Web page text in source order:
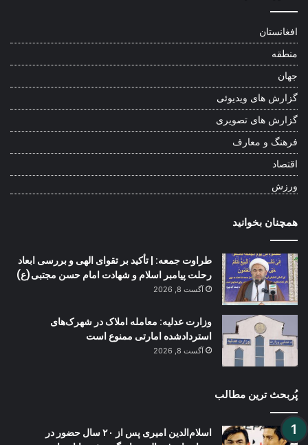
افغانستان
منطقه
جهان
گزارش های ویدیوئی
گزارش های تصویری
فرهنگ و معارف
اقتصاد
ورزش
همچنان بخوانید
طراوت جمعه: | تأکید بر تقوای الهی و بررسی ابعاد
رحلت پیامبر اسلام و شهادت امام حسن مجتبی(ع)
آگست 8, 2026
وزارت عدلیه: معامله املاک در شهرک‌های
استردادشده امارتی ممنوع است
آگست 8, 2026
پُربحث ترین مطالب
اسلام‌الدین امیری پس از ۲۰ سال حضور در